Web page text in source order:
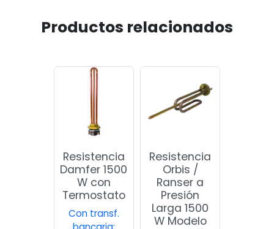
Productos relacionados
Resistencia
Damfer 1500
W con
Termostato
Con transf.
Resistencia
Orbis /
Ranser a
Presión
Larga 1500
W Modelo